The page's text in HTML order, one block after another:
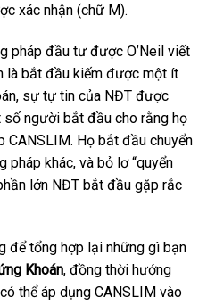
xác nhận (chữ M).
pháp đầu tư được O’Neil viết
là bắt đầu kiếm được một ít
sự tự tin của NĐT được
số người bắt đầu cho rằng họ
Họ bắt đầu chuyển
pháp khác, và bỏ lơ “quyển
lớn NĐT bắt đầu gặp rắc
để tổng hợp lại những gì bạn
Khoán, đồng thời hướng
thể áp dụng CANSLIM vào